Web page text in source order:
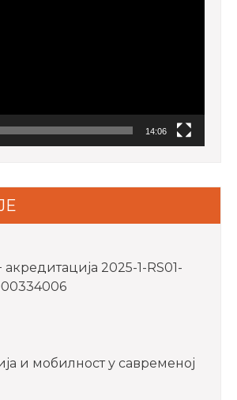
14:06
акредитацијa 2025-1-RS01-
и мобилност у савременој